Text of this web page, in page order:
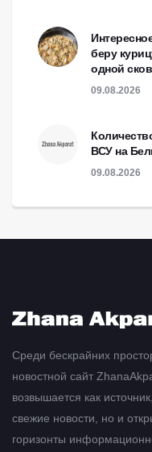
беру
одной
09.08.2026
ВСУ на
09.08.2026
Среди бескрайних
новостной сайт
возвышается как
свежие новости, но и
горизонты